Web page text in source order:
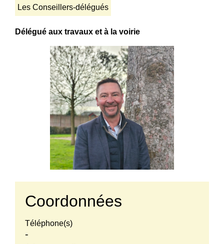
Les Conseillers-délégués
Délégué aux travaux et à la voirie
Coordonnées
Téléphone(s)
-